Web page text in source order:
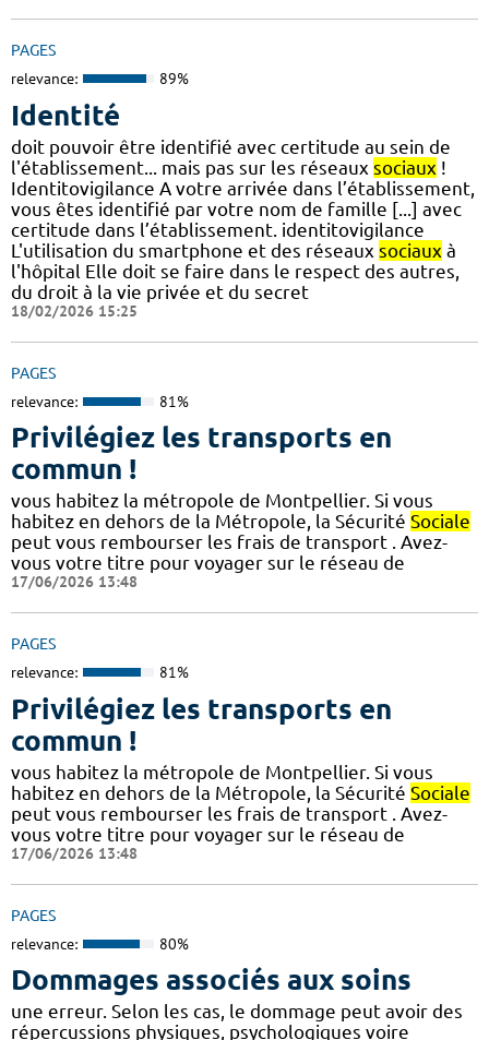
PAGES
relevance: 89%
Identité
doit pouvoir être identifié avec certitude au sein de
l'établissement... mais pas sur les réseaux sociaux !
Identitovigilance A votre arrivée dans l’établissement,
vous êtes identifié par votre nom de famille [...] avec
certitude dans l’établissement. identitovigilance
L'utilisation du smartphone et des réseaux sociaux à
l'hôpital Elle doit se faire dans le respect des autres,
du droit à la vie privée et du secret
18/02/2026 15:25
PAGES
relevance: 81%
Privilégiez les transports en
commun !
vous habitez la métropole de Montpellier. Si vous
habitez en dehors de la Métropole, la Sécurité Sociale
peut vous rembourser les frais de transport . Avez-
vous votre titre pour voyager sur le réseau de
17/06/2026 13:48
PAGES
relevance: 81%
Privilégiez les transports en
commun !
vous habitez la métropole de Montpellier. Si vous
habitez en dehors de la Métropole, la Sécurité Sociale
peut vous rembourser les frais de transport . Avez-
vous votre titre pour voyager sur le réseau de
17/06/2026 13:48
PAGES
relevance: 80%
Dommages associés aux soins
une erreur. Selon les cas, le dommage peut avoir des
répercussions physiques, psychologiques voire